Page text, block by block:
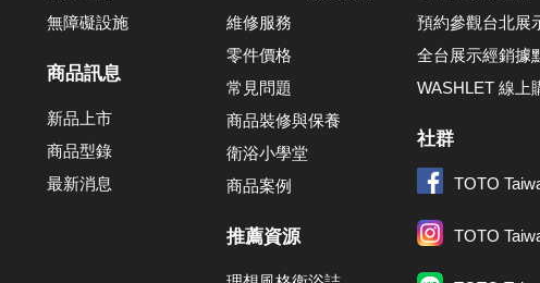
無障礙設施
商品訊息
新品上市
商品型錄
最新消息
維修服務
零件價格
常見問題
商品裝修與保養
衛浴小學堂
商品案例
推薦資源
預約參觀台北展
全台展示經銷據
WASHLET 線上
社群
TOTO
TOTO